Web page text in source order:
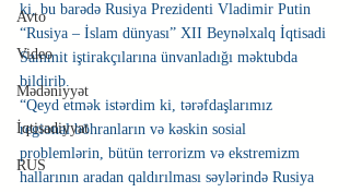
Avto
Video
Mədəniyyət
İqtisadiyyat
RUS
ki, bu barədə Rusiya Prezidenti Vladimir Putin
“Rusiya – İslam dünyası” XII Beynəlxalq İqtisadi
Sammit iştirakçılarına ünvanladığı məktubda
bildirib.
“Qeyd etmək istərdim ki, tərəfdaşlarımız
regional böhranların və kəskin sosial
problemlərin, bütün terrorizm və ekstremizm
hallarının aradan qaldırılması səylərində Rusiya